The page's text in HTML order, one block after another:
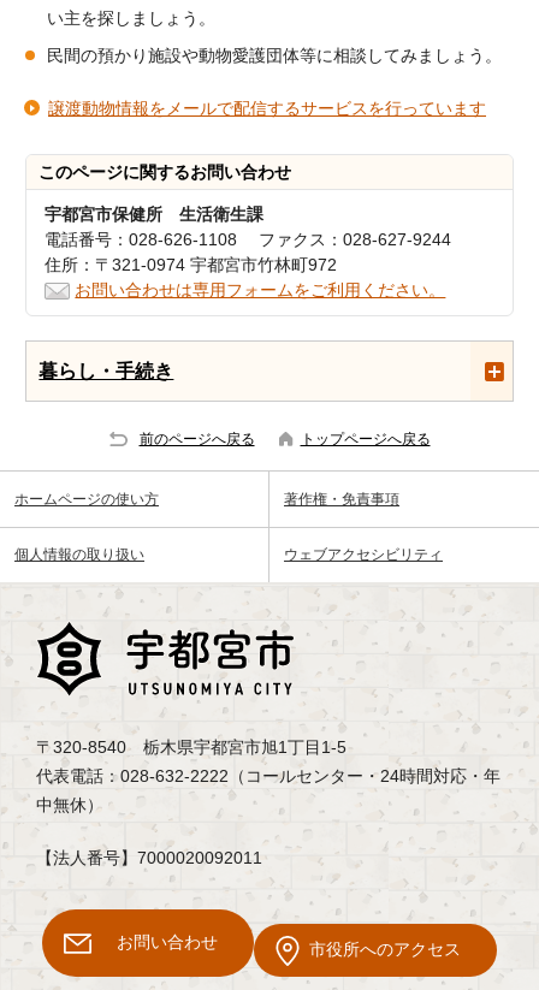
い主を探しましょう。
民間の預かり施設や動物愛護団体等に相談してみましょう。
譲渡動物情報をメールで配信するサービスを行っています
このページに関するお問い合わせ
宇都宮市保健所 生活衛生課
電話番号：028-626-1108 ファクス：028-627-9244
住所：〒321-0974 宇都宮市竹林町972
お問い合わせは専用フォームをご利用ください。
暮らし・手続き
前のページへ戻る トップページへ戻る
ホームページの使い方 著作権・免責事項
個人情報の取り扱い ウェブアクセシビリティ
〒320-8540 栃木県宇都宮市旭1丁目1-5
代表電話：028-632-2222（コールセンター・24時間対応・年
中無休）
【法人番号】7000020092011
お問い合わせ 市役所へのアクセス